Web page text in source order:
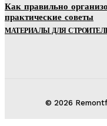
Как правильно
практические советы
МАТЕРИАЛЫ ДЛЯ
© 2026